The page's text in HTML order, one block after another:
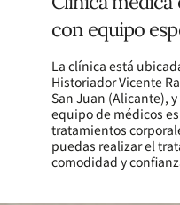
con equipo
La clínica está
Historiador Vicente
San Juan (Alicante),
equipo de médicos
tratamientos
puedas realizar el
comodidad y